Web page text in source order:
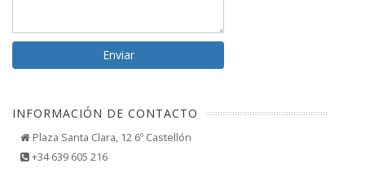
INFORMACIÓN DE CONTACTO
Plaza Santa Clara, 12 6º Castellón
+34 639 605 216